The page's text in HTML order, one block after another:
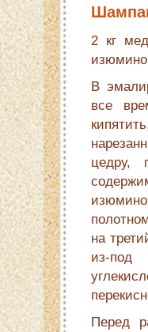
2 кг
В
все
цедру,
на
из-под
Перед